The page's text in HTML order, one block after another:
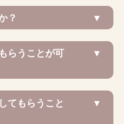
？
らうことが可
てもらうこと